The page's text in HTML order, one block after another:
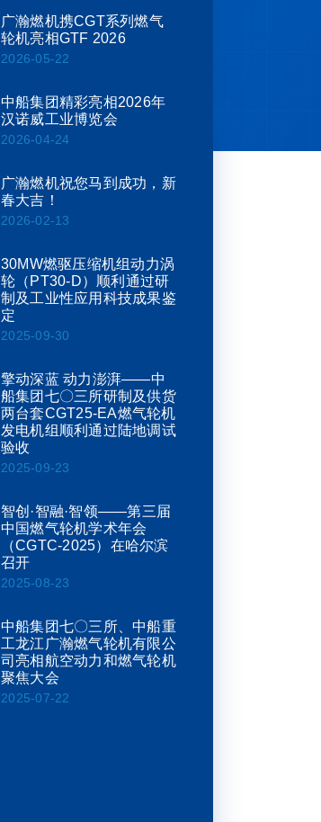
广瀚燃机携CGT系列燃气
轮机亮相GTF 2026
2026-05-22
中船集团精彩亮相2026年
汉诺威工业博览会
2026-04-24
广瀚燃机祝您马到成功，新
春大吉！
2026-02-13
30MW燃驱压缩机组动力涡
轮（PT30-D）顺利通过研
制及工业性应用科技成果鉴
定
2025-09-30
擎动深蓝 动力澎湃——中
船集团七〇三所研制及供货
两台套CGT25-EA燃气轮机
发电机组顺利通过陆地调试
验收
2025-09-23
智创·智融·智领——第三届
中国燃气轮机学术年会
（CGTC-2025）在哈尔滨
召开
2025-08-23
中船集团七〇三所、中船重
工龙江广瀚燃气轮机有限公
司亮相航空动力和燃气轮机
聚焦大会
2025-07-22